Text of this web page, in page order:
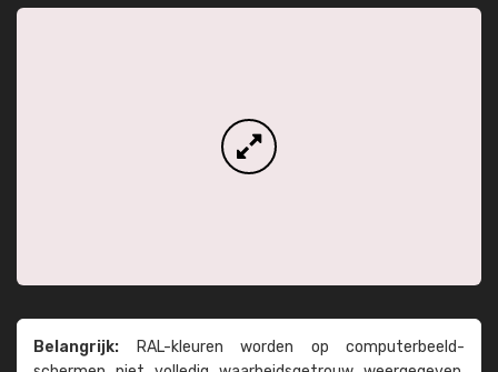
Belangrijk: RAL-kleuren worden op computer­beeld­